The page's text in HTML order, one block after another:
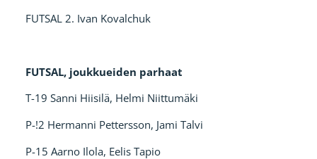
FUTSAL 2. Ivan Kovalchuk
FUTSAL, joukkueiden parhaat
T-19 Sanni Hiisilä, Helmi Niittumäki
P-!2 Hermanni Pettersson, Jami Talvi
P-15 Aarno Ilola, Eelis Tapio